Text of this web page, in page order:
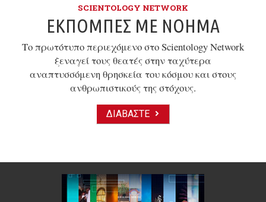
SCIENTOLOGY NETWORK
ΕΚΠΟΜΠΈΣ ΜΕ ΝΌΗΜΑ
Το πρωτότυπο περιεχόμενο στο Scientology Network
ξεναγεί τους θεατές στην ταχύτερα
αναπτυσσόμενη θρησκεία του κόσμου και στους
ανθρωπιστικούς της στόχους.
ΔΙΑΒΆΣΤΕ